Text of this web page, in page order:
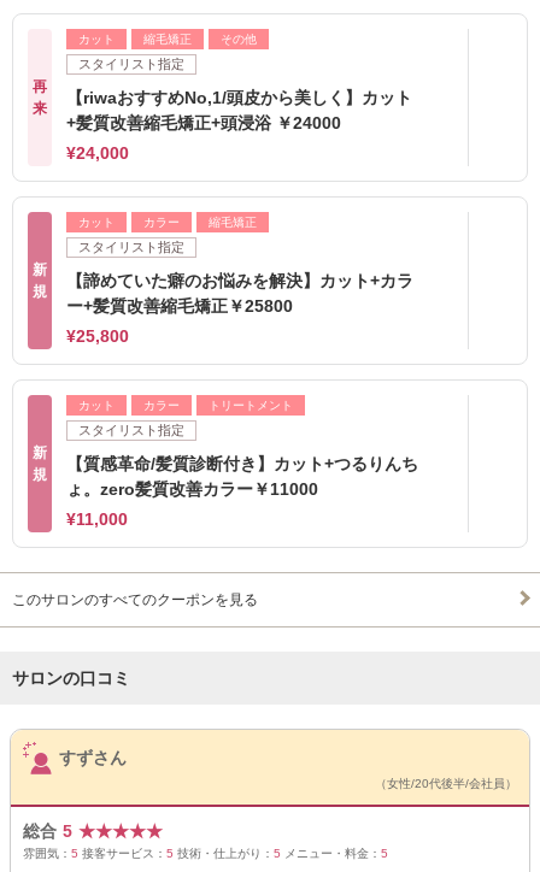
再
来
カット 縮毛矯正 その他
スタイリスト指定
【riwaおすすめNo,1/頭皮から美しく】カット
+髪質改善縮毛矯正+頭浸浴 ￥24000
¥24,000
新
規
カット カラー 縮毛矯正
スタイリスト指定
【諦めていた癖のお悩みを解決】カット+カラ
ー+髪質改善縮毛矯正￥25800
¥25,800
新
規
カット カラー トリートメント
スタイリスト指定
【質感革命/髪質診断付き】カット+つるりんち
ょ。zero髪質改善カラー￥11000
¥11,000
このサロンのすべてのクーポンを見る
サロンの口コミ
サロンPick Up
すずさん
（女性/20代後半/会社員）
総合 5 ★★★★★
雰囲気： 5 接客サービス： 5 技術・仕上がり： 5 メニュー・料金： 5